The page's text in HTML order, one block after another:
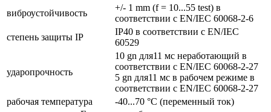
виброустойчивость
+/- 1 mm (f = 10...55 test) в
соответствии с EN/IEC 60068-2-6
cтепень защиты IP
IP40 в соответствии с EN/IEC
60529
ударопрочность
10 gn для11 мс неработающий в
соответствии с EN/IEC 60068-2-27
5 gn для11 мс в рабочем режиме в
соответствии с EN/IEC 60068-2-27
рабочая температура
-40...70 °C (переменный ток)